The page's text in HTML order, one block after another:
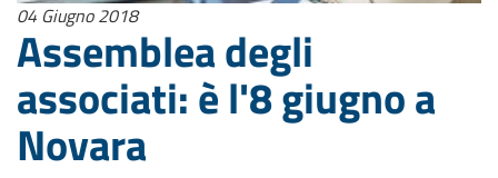
04 Giugno 2018
Assemblea degli
associati: è l'8 giugno a
Novara